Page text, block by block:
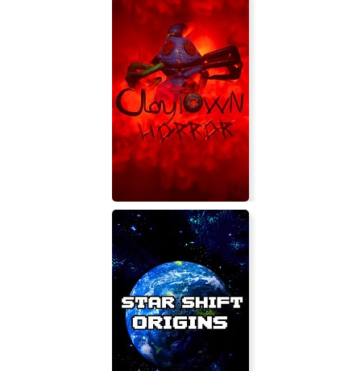
ClayTown Horror